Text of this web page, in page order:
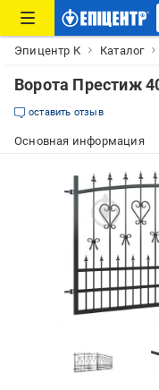
Эпицентр К Каталог
Ворота Престиж
оставить отзыв
Основная информация